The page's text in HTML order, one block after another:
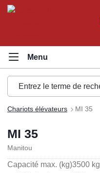
principal
Chariots élévateurs MI 35
MI 35
Manitou
Capacité max. (kg)3500 kg